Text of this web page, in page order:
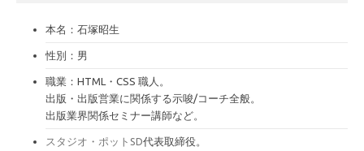
本名：石塚昭生
性別：男
職業：HTML・CSS 職人。
出版・出版営業に関係する示唆/コーチ全般。
出版業界関係セミナー講師など。
スタジオ・ポットSD代表取締役。